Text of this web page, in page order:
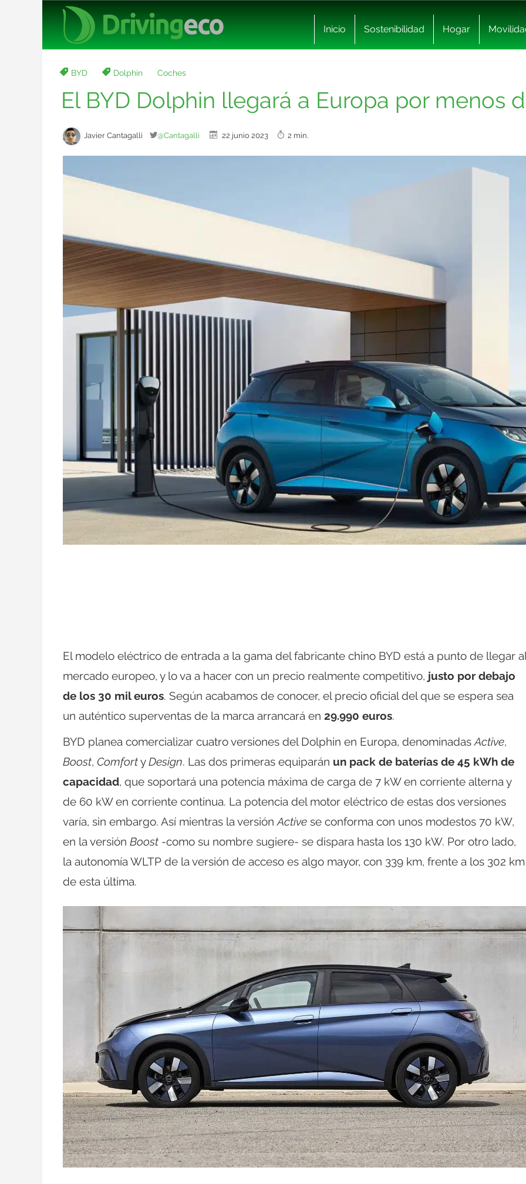
Inicio Sostenibilidad Hogar
BYD Dolphin Coches
El BYD Dolphin llegará a Europa por menos
Javier Cantagalli @Cantagalli 22 junio 2023 2 min.
El modelo eléctrico de entrada a la gama del fabricante chino BYD está a punto de llegar al
mercado europeo, y lo va a hacer con un precio realmente competitivo, justo por debajo
de los 30 mil euros. Según acabamos de conocer, el precio oficial del que se espera sea
un auténtico superventas de la marca arrancará en 29.990 euros.
BYD planea comercializar cuatro versiones del Dolphin en Europa, denominadas Active,
Boost, ComfortyDesign. Las dos primeras equiparán un pack de baterías de 45 kWh de
capacidad, que soportará una potencia máxima de carga de 7 kW en corriente alterna y
de 60 kW en corriente continua. La potencia del motor eléctrico de estas dos versiones
varía, sin embargo. Así mientras la versión Active se conforma con unos modestos 70 kW,
en la versión Boost -como su nombre sugiere- se dispara hasta los 130 kW. Por otro lado,
la autonomía WLTP de la versión de acceso es algo mayor, con 339 km, frente a los 302 km
de esta última.